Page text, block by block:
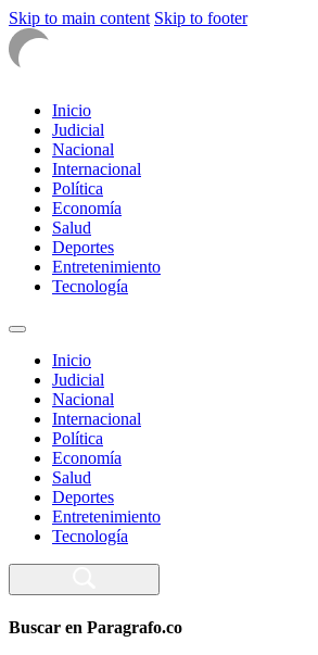
Skip to main content Skip to footer
Inicio
Judicial
Nacional
Internacional
Política
Economía
Salud
Deportes
Entretenimiento
Tecnología
Inicio
Judicial
Nacional
Internacional
Política
Economía
Salud
Deportes
Entretenimiento
Tecnología
Buscar en Paragrafo.co